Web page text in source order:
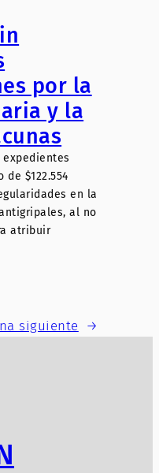
por la
y la
$122.554
en la
al no
atribuir
siguiente
→